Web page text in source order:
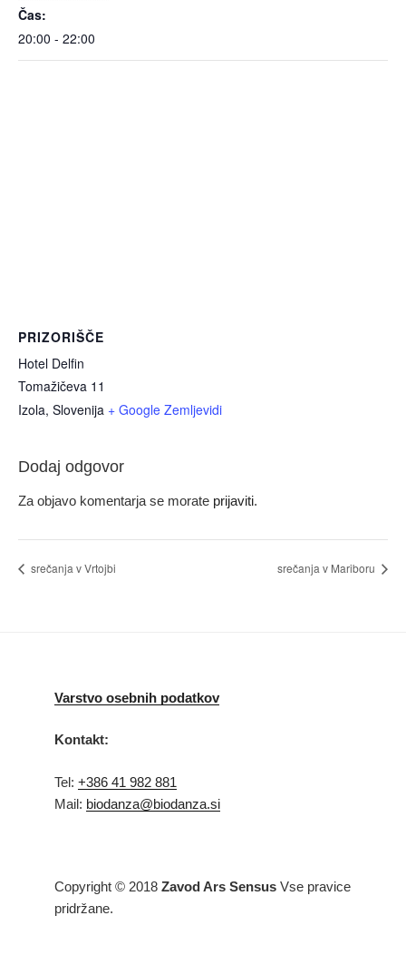
Čas:
20:00 - 22:00
PRIZORIŠČE
Hotel Delfin
Tomažičeva 11
Izola, Slovenija + Google Zemljevidi
Dodaj odgovor
Za objavo komentarja se morate prijaviti.
srečanja v Vrtojbi srečanja v Mariboru
Varstvo osebnih podatkov
Kontakt:
Tel: +386 41 982 881
Mail: biodanza@biodanza.si
Copyright © 2018 Zavod Ars Sensus Vse pravice
pridržane.